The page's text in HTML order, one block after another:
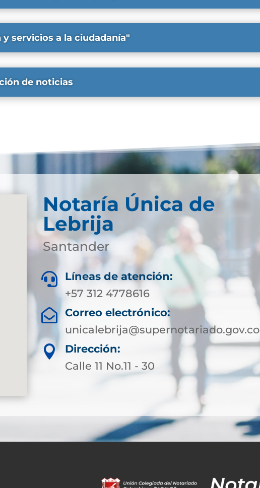
servicios a la ciudadanía"
de noticias
Notaría Única de
Lebrija
Santander

Líneas de atención:
+57 312 4778616

Correo electrónico:
unicalebrija@supernotariado.gov.co

Dirección:
Calle 11 No.11 - 30